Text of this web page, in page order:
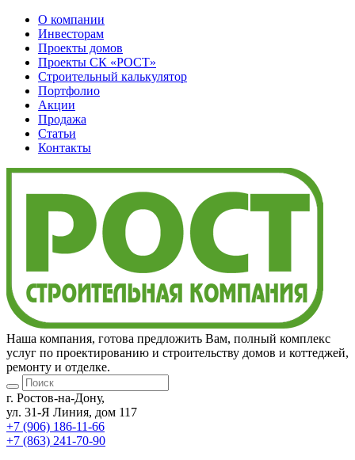
О компании
Инвесторам
Проекты домов
Проекты СК «РОСТ»
Строительный калькулятор
Портфолио
Акции
Продажа
Статьи
Контакты
Наша компания, готова предложить Вам, полный комплекс
услуг по проектированию и строительству домов и коттеджей,
ремонту и отделке.
г. Ростов-на-Дону,
ул. 31-Я Линия, дом 117
+7 (906) 186-11-66
+7 (863) 241-70-90